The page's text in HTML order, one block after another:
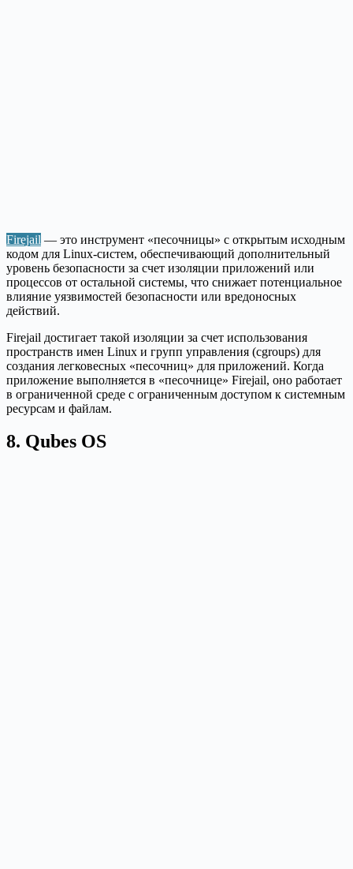
Firejail — это инструмент «песочницы» с открытым исходным
кодом для Linux-систем, обеспечивающий дополнительный
уровень безопасности за счет изоляции приложений или
процессов от остальной системы, что снижает потенциальное
влияние уязвимостей безопасности или вредоносных
действий.
Firejail достигает такой изоляции за счет использования
пространств имен Linux и групп управления (cgroups) для
создания легковесных «песочниц» для приложений. Когда
приложение выполняется в «песочнице» Firejail, оно работает
в ограниченной среде с ограниченным доступом к системным
ресурсам и файлам.
8. Qubes OS